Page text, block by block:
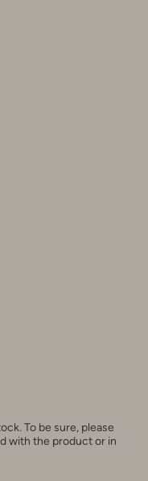
To be sure, please
with the product or in